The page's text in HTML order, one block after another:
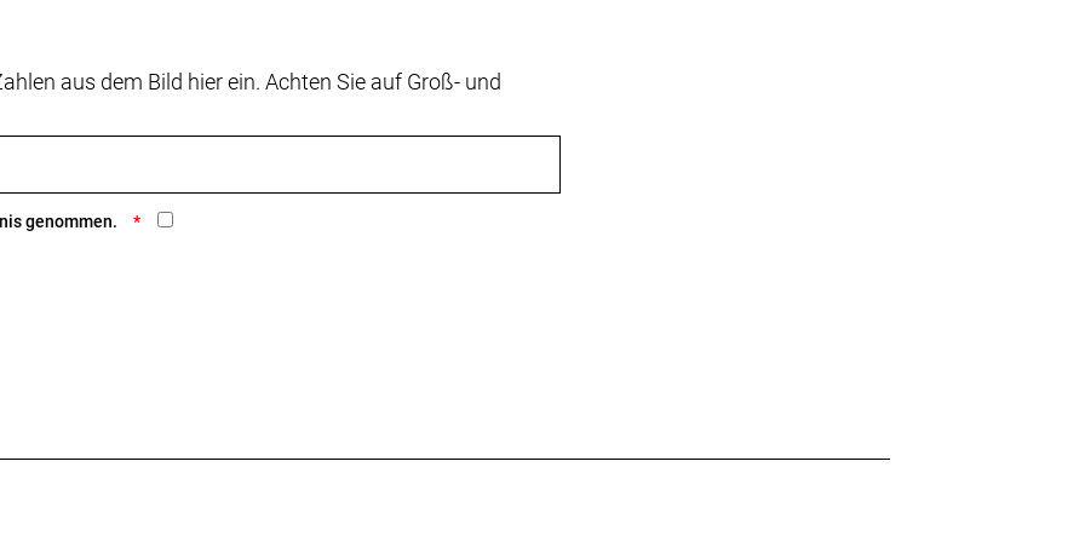
T-Type
Scheibenbremse SRAM Code Silver // Hydraulische 4-Kolben-Scheibenbremse SRAM
6-Loch, 220 mm
aus dem Bild hier ein. Achten Sie auf Groß- und
genommen.